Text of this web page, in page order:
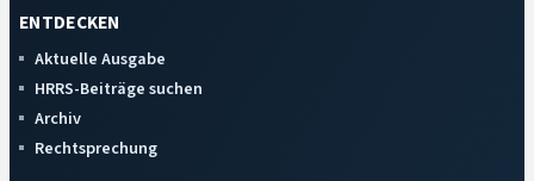
ENTDECKEN
Aktuelle Ausgabe
HRRS-Beiträge suchen
Archiv
Rechtsprechung